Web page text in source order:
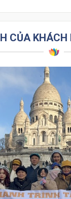
CỦA KHÁCH